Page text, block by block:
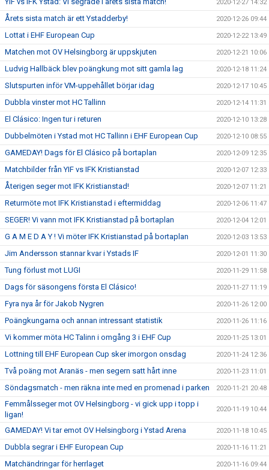
2020-12-27 14:32
Årets sista match är ett Ystadderby! 2020-12-26 09:44
Lottat i EHF European Cup 2020-12-22 13:49
Matchen mot OV Helsingborg är uppskjuten 2020-12-21 10:06
Ludvig Hallbäck blev poängkung mot sitt gamla lag 2020-12-18 11:24
Slutspurten inför VM-uppehållet börjar idag 2020-12-17 10:45
Dubbla vinster mot HC Tallinn 2020-12-14 11:31
El Clásico: Ingen tur i returen 2020-12-10 13:28
Dubbelmöten i Ystad mot HC Tallinn i EHF European Cup 2020-12-10 08:55
GAMEDAY! Dags för El Clásico på bortaplan 2020-12-09 12:35
Matchbilder från YIF vs IFK Kristianstad 2020-12-07 12:33
Återigen seger mot IFK Kristianstad! 2020-12-07 11:21
Returmöte mot IFK Kristianstad i eftermiddag 2020-12-06 11:47
SEGER! Vi vann mot IFK Kristianstad på bortaplan 2020-12-04 12:01
G A M E D A Y ! Vi möter IFK Kristianstad på bortaplan 2020-12-03 13:53
Jim Andersson stannar kvar i Ystads IF 2020-12-01 11:30
Tung förlust mot LUGI 2020-11-29 11:58
Dags för säsongens första El Clásico! 2020-11-27 11:19
Fyra nya år för Jakob Nygren 2020-11-26 12:00
Poängkungarna och annan intressant statistik 2020-11-26 11:16
Vi kommer möta HC Talinn i omgång 3 i EHF Cup 2020-11-25 13:01
Lottning till EHF European Cup sker imorgon onsdag 2020-11-24 12:36
Två poäng mot Aranäs - men segern satt hårt inne 2020-11-23 11:01
Söndagsmatch - men räkna inte med en promenad i parken 2020-11-21 20:48
Femmålsseger mot OV Helsingborg - vi gick upp i topp i
ligan!
2020-11-19 10:44
GAMEDAY! Vi tar emot OV Helsingborg i Ystad Arena 2020-11-18 10:45
Dubbla segrar i EHF European Cup 2020-11-16 11:21
Matchändringar för herrlaget 2020-11-16 09:44